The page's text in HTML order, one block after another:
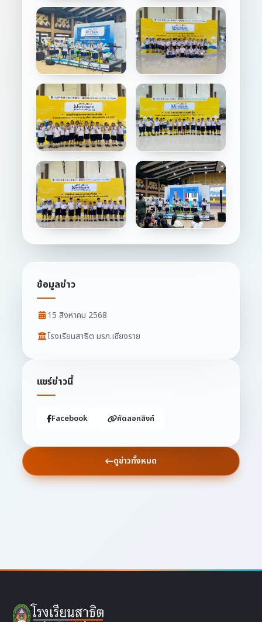
ข้อมูลข่าว
15 สิงหาคม 2568
โรงเรียนสาธิต มรภ.เชียงราย
แชร์ข่าวนี้
Facebook คัดลอกลิงก์
ดูข่าวทั้งหมด